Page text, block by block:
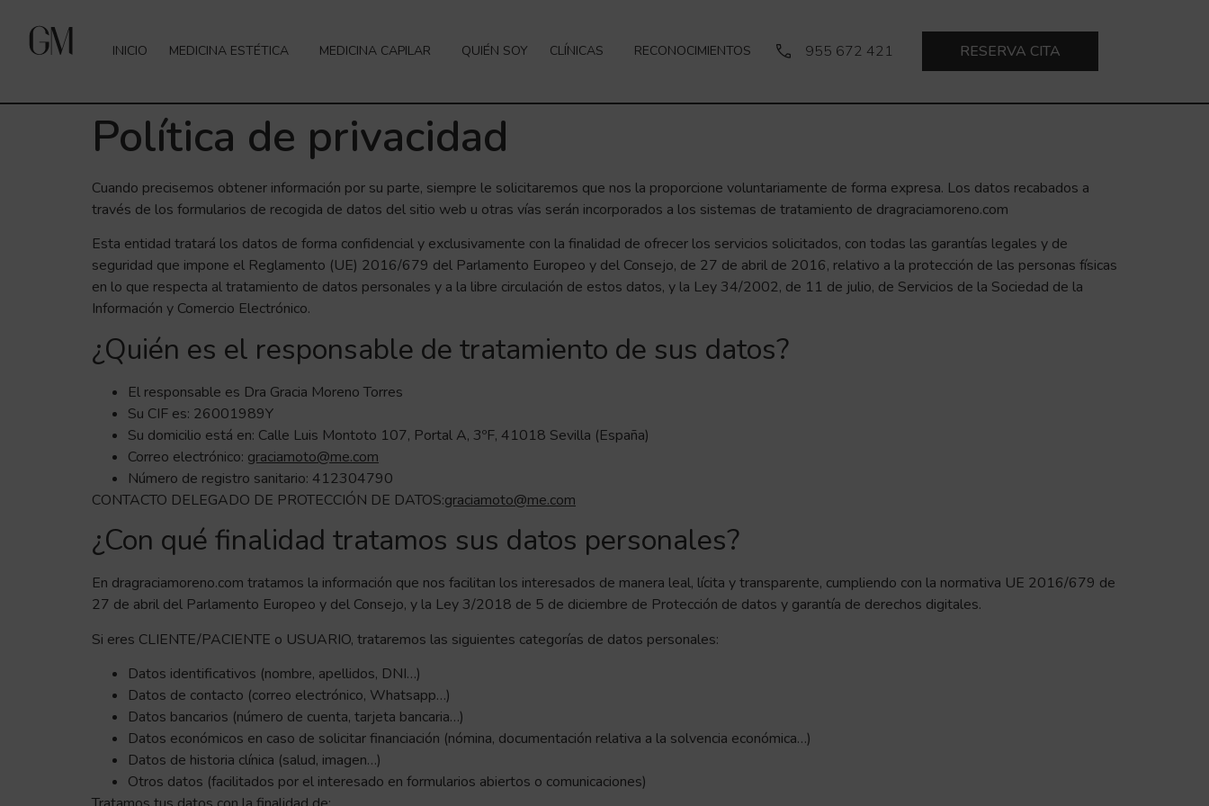
INICIO MEDICINA ESTÉTICA MEDICINA CAPILAR QUIÉN SOY CLÍNICAS RECONOCIMIENTOS 955 672 421 RESERVA CITA
Política de privacidad
Cuando precisemos obtener información por su parte, siempre le solicitaremos que nos la proporcione voluntariamente de forma expresa. Los datos recabados a
través de los formularios de recogida de datos del sitio web u otras vías serán incorporados a los sistemas de tratamiento de dragraciamoreno.com
Esta entidad tratará los datos de forma confidencial y exclusivamente con la finalidad de ofrecer los servicios solicitados, con todas las garantías legales y de
seguridad que impone el Reglamento (UE) 2016/679 del Parlamento Europeo y del Consejo, de 27 de abril de 2016, relativo a la protección de las personas físicas
en lo que respecta al tratamiento de datos personales y a la libre circulación de estos datos, y la Ley 34/2002, de 11 de julio, de Servicios de la Sociedad de la
Información y Comercio Electrónico.
¿Quién es el responsable de tratamiento de sus datos?
El responsable es Dra Gracia Moreno Torres
Su CIF es: 26001989Y
Su domicilio está en: Calle Luis Montoto 107, Portal A, 3ºF, 41018 Sevilla (España)
Correo electrónico: graciamoto@me.com
Número de registro sanitario: 412304790
CONTACTO DELEGADO DE PROTECCIÓN DE DATOS:graciamoto@me.com
¿Con qué finalidad tratamos sus datos personales?
En dragraciamoreno.com tratamos la información que nos facilitan los interesados de manera leal, lícita y transparente, cumpliendo con la normativa UE 2016/679 de
27 de abril del Parlamento Europeo y del Consejo, y la Ley 3/2018 de 5 de diciembre de Protección de datos y garantía de derechos digitales.
Si eres CLIENTE/PACIENTE o USUARIO, trataremos las siguientes categorías de datos personales:
Datos identificativos (nombre, apellidos, DNI…)
Datos de contacto (correo electrónico, Whatsapp…)
Datos bancarios (número de cuenta, tarjeta bancaria…)
Datos económicos en caso de solicitar financiación (nómina, documentación relativa a la solvencia económica…)
Datos de historia clínica (salud, imagen…)
Otros datos (facilitados por el interesado en formularios abiertos o comunicaciones)